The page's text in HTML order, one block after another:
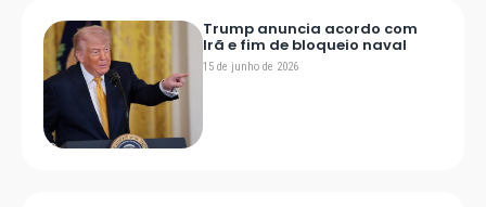
Trump anuncia acordo com
Irã e fim de bloqueio naval
15 de junho de 2026